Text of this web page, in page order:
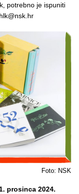
potrebno je ispuniti
Foto: NSK
prosinca 2024.